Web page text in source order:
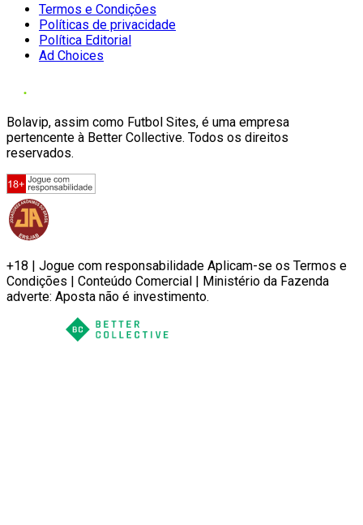
Termos e Condições
Políticas de privacidade
Política Editorial
Ad Choices
Bolavip, assim como Futbol Sites, é uma empresa
pertencente à Better Collective. Todos os direitos
reservados.
+18 | Jogue com responsabilidade Aplicam-se os Termos e
Condições | Conteúdo Comercial | Ministério da Fazenda
adverte: Aposta não é investimento.